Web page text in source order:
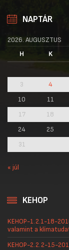
NAPTÁR
2026. AUGUSZTUS
H
K
3
4
10
11
17
18
24
25
31
« júl
KEHOP
KEHOP-1.2.1-18-
valamint a
KEHOP-2.2.2-15-